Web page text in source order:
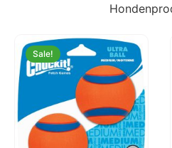
Sale!